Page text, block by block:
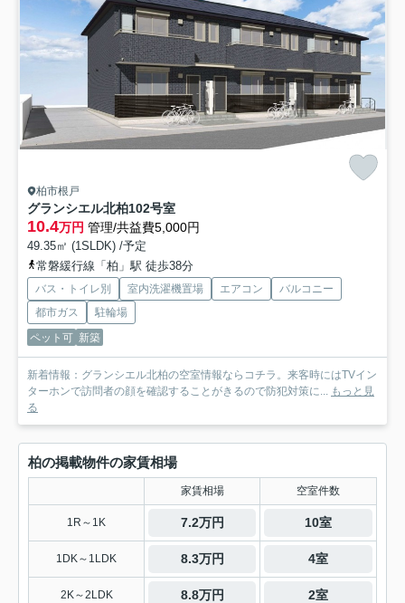
柏市根戸
グランシエル北柏102号室
10.4万円 管理/共益費5,000円
49.35㎡ (1SLDK) /予定
常磐緩行線「柏」駅 徒歩38分
バス・トイレ別 室内洗濯機置場 エアコン
バルコニー
都市ガス
駐輪場
ペット可 新築
新着情報：グランシエル北柏の空室情報ならコチラ。来客時にはTVイン
ターホンで訪問者の顔を確認することがきるので防犯対策に...
もっと見
る
柏の掲載物件の家賃相場
家賃相場 空室件数
1R～1K 7.2万円 10室
1DK～1LDK 8.3万円 4室
2K～2LDK 8.8万円 2室